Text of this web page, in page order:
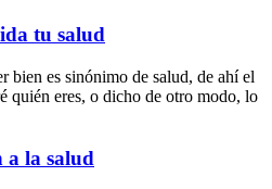
tu salud
bien es sinónimo de salud, de ahí el
quién eres, o dicho de otro modo, lo
la salud